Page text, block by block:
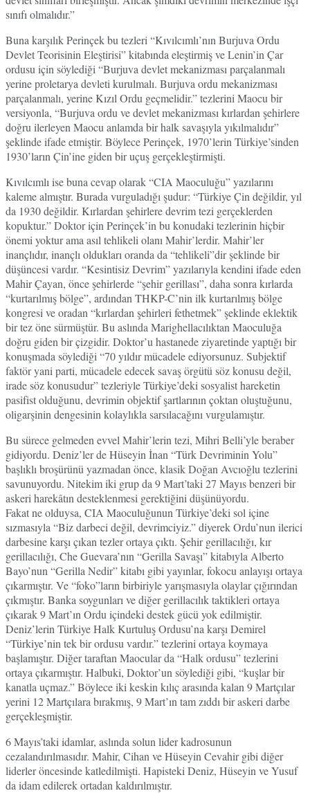
sınıfı olmalıdır.”
Buna karşılık Perinçek bu tezleri “Kıvılcımlı’nın Burjuva Ordu
Devlet Teorisinin Eleştirisi” kitabında eleştirmiş ve Lenin’in Çar
ordusu için söylediği “Burjuva devlet mekanizması parçalanmalı
yerine proletarya devleti kurulmalı. Burjuva ordu mekanizması
parçalanmalı, yerine Kızıl Ordu geçmelidir.” tezlerini Maocu bir
versiyonla, “Burjuva ordu ve devlet mekanizması kırlardan şehirlere
doğru ilerleyen Maocu anlamda bir halk savaşıyla yıkılmalıdır”
şeklinde ifade etmiştir. Böylece Perinçek, 1970’lerin Türkiye’sinden
1930’ların Çin’ine giden bir uçuş gerçekleştirmişti.
Kıvılcımlı ise buna cevap olarak “CIA Maoculuğu” yazılarını
kaleme almıştır. Burada vurguladığı şudur: “Türkiye Çin değildir, yıl
da 1930 değildir. Kırlardan şehirlere devrim tezi gerçeklerden
kopuktur.” Doktor için Perinçek’in bu konudaki tezlerinin hiçbir
önemi yoktur ama asıl tehlikeli olanı Mahir’lerdir. Mahir’ler
inançlıdır, inançlı oldukları oranda da “tehlikeli”dir şeklinde bir
düşüncesi vardır. “Kesintisiz Devrim” yazılarıyla kendini ifade eden
Mahir Çayan, önce şehirlerde “şehir gerillası”, daha sonra kırlarda
“kurtarılmış bölge”, ardından THKP-C’nin ilk kurtarılmış bölge
kongresi ve oradan “kırlardan şehirleri fethetmek” şeklinde eklektik
bir tez öne sürmüştür. Bu aslında Marighellacılıktan Maoculuğa
doğru giden bir çizgidir. Doktor’u hastanede ziyaretinde yaptığı bir
konuşmada söylediği “70 yıldır mücadele ediyorsunuz. Subjektif
faktör yani parti, mücadele edecek savaş örgütü söz konusu değil,
irade söz konusudur” tezleriyle Türkiye’deki sosyalist hareketin
pasifist olduğunu, devrimin objektif şartlarının çoktan oluştuğunu,
oligarşinin dengesinin kolaylıkla sarsılacağını vurgulamıştır.
Bu sürece gelmeden evvel Mahir’lerin tezi, Mihri Belli’yle beraber
gidiyordu. Deniz’ler de Hüseyin İnan “Türk Devriminin Yolu”
başlıklı broşürünü yazmadan önce, klasik Doğan Avcıoğlu tezlerini
savunuyordu. Nitekim iki grup da 9 Mart’taki 27 Mayıs benzeri bir
askeri harekâtın desteklenmesi gerektiğini düşünüyordu.
Fakat ne olduysa, CIA Maoculuğunun Türkiye’deki sol içine
sızmasıyla “Biz darbeci değil, devrimciyiz.” diyerek Ordu’nun ilerici
darbesine karşı çıkan tezler ortaya çıktı. Şehir gerillacılığı, kır
gerillacılığı, Che Guevara’nın “Gerilla Savaşı” kitabıyla Alberto
Bayo’nun “Gerilla Nedir” kitabı gibi yayınlar, fokocu anlayışı ortaya
çıkarmıştır. Ve “foko”ların birbiriyle yarışmasıyla olaylar çığırından
çıkmıştır. Banka soygunları ve diğer gerillacılık taktikleri ortaya
çıkarak 9 Mart’ın Ordu içindeki destek gücü yok edilmiştir.
Deniz’lerin Türkiye Halk Kurtuluş Ordusu’na karşı Demirel
“Türkiye’nin tek bir ordusu vardır.” tezlerini ortaya koymaya
başlamıştır. Diğer taraftan Maocular da “Halk ordusu” tezlerini
ortaya çıkarmıştır. Halbuki, Doktor’un söylediği gibi, “kuşlar bir
kanatla uçmaz.” Böylece iki keskin kılıç arasında kalan 9 Martçılar
yerini 12 Martçılara bırakmış, 9 Mart’ın tam zıddı bir askeri darbe
gerçekleşmiştir.
6 Mayıs’taki idamlar, aslında solun lider kadrosunun
cezalandırılmasıdır. Mahir, Cihan ve Hüseyin Cevahir gibi diğer
liderler öncesinde katledilmişti. Hapisteki Deniz, Hüseyin ve Yusuf
da idam edilerek ortadan kaldırılmıştır.